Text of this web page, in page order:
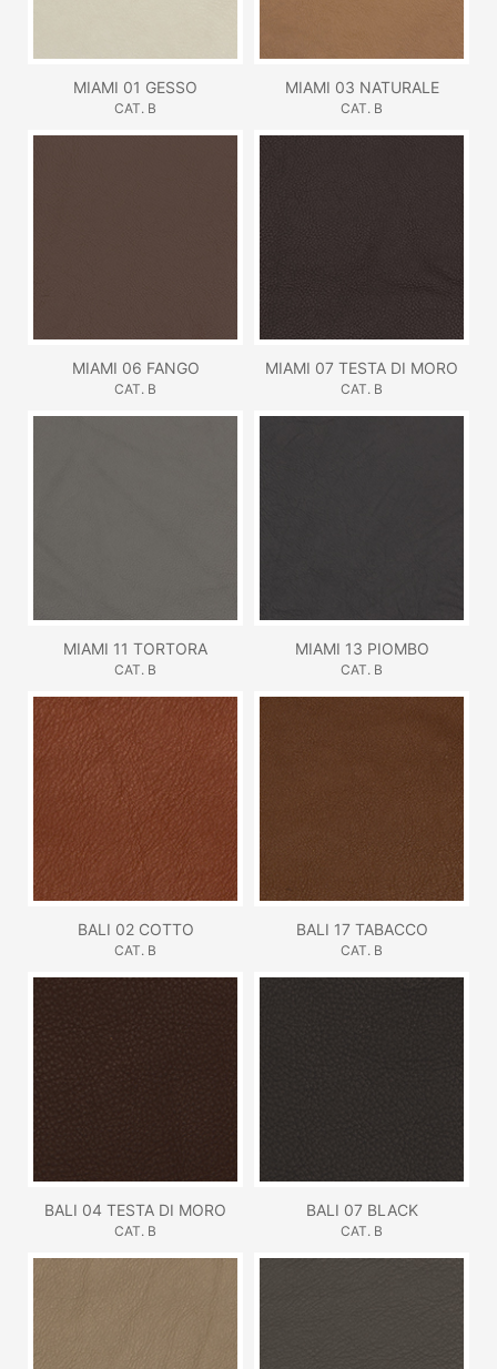
MIAMI 01 GESSO
CAT. B
MIAMI 03 NATURALE
CAT. B
MIAMI 06 FANGO
CAT. B
MIAMI 07 TESTA DI MORO
CAT. B
MIAMI 11 TORTORA
CAT. B
MIAMI 13 PIOMBO
CAT. B
BALI 02 COTTO
CAT. B
BALI 17 TABACCO
CAT. B
BALI 04 TESTA DI MORO
CAT. B
BALI 07 BLACK
CAT. B